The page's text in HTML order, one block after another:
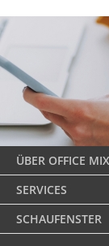
ÜBER OFFICE MIX
SERVICES
SCHAUFENSTER